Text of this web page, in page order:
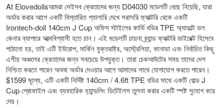
At Elovedollsআমরা সেইসব ক্রেতাদের জন্য D04030 মডেলটি বেছে নিয়েছি, যারা
অর্ডার করার আগে একটি বিস্তারিত গ্যালারি দেখে সরাসরি ফ্যাক্টরি থেকে একটি
Irontech-doll 140cm J Cup অফিস স্টাইলের কার্ভি বডির TPE অ্যাডাল্ট ডল
কেনার ব্যাপারে আত্মবিশ্বাসী হতে চান। এই মডেলটি চায়না ব্র্যান্ড ফ্যাক্টরি ডাইরেক্ট হিসেবে
পাঠানো হয়, তাই এটি ইউরোপ, মার্কিন যুক্তরাষ্ট্র, অস্ট্রেলিয়া, কানাডা এবং নির্বাচিত কিছু
এশীয় অঞ্চলের ক্রেতাদের জন্য সবচেয়ে উপযুক্ত। তারা চেকআউটের সময় তাদের দেশ
নিশ্চিত করতে পারেন অথবা অর্ডার দেওয়ার আগে আমাদের সাথে যোগাযোগ করতে পারেন।
$1599 মূল্যে, এটি একটি নির্দিষ্ট 140cm / 4.6ft TPE বডির সাথে একটি বোল্ড J
Cup প্রোফাইল এবং ব্যবহারিক হ্যান্ডলিং ডিটেইলস তুলনা করার একটি স্পষ্ট সুযোগ করে
দেয়।